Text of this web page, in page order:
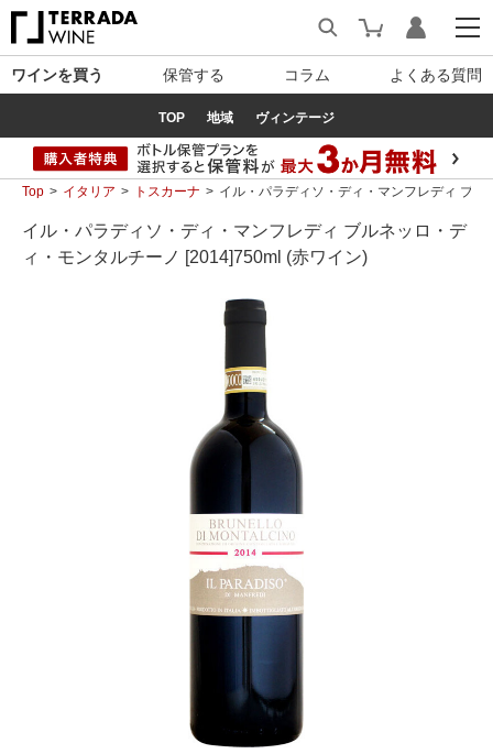
ワインを買う 保管する コラム よくある質問
TOP 地域 ヴィンテージ
Top イタリア トスカーナ イル・パラディソ・ディ・マンフレディ ブ
イル・パラディソ・ディ・マンフレディ ブルネッロ・デ
ィ・モンタルチーノ [2014]750ml (赤ワイン)